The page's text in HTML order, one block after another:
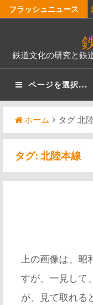
ス
ッ
フラッシュニュース
鉄道文化の研究と鉄
ページを選択...
ホーム タグ 北
タグ: 北陸本線
上の画像は、昭
すが、一見して
が、見て取れる